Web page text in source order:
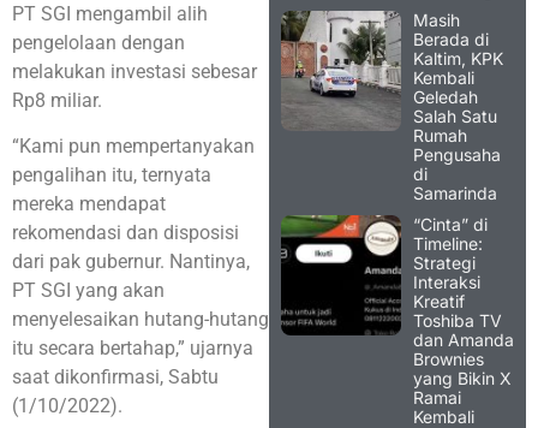
PT SGI mengambil alih
pengelolaan dengan
melakukan investasi sebesar
Rp8 miliar.
“Kami pun mempertanyakan
pengalihan itu, ternyata
mereka mendapat
rekomendasi dan disposisi
dari pak gubernur. Nantinya,
PT SGI yang akan
menyelesaikan hutang-hutang
itu secara bertahap,” ujarnya
saat dikonfirmasi, Sabtu
(1/10/2022).
Masih
Berada di
Kaltim, KPK
Kembali
Geledah
Salah Satu
Rumah
Pengusaha
di
Samarinda
“Cinta” di
Timeline:
Strategi
Interaksi
Kreatif
Toshiba TV
dan Amanda
Brownies
yang Bikin X
Ramai
Kembali